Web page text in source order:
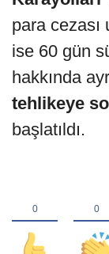
para cezası
ise 60 gün
hakkında
tehlikeye
başlatıldı.